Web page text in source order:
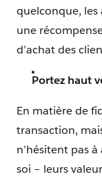
quelconque, les
une
d’achat des
Portez haut
En matière de
transaction,
n’hésitent pas
soi – leurs